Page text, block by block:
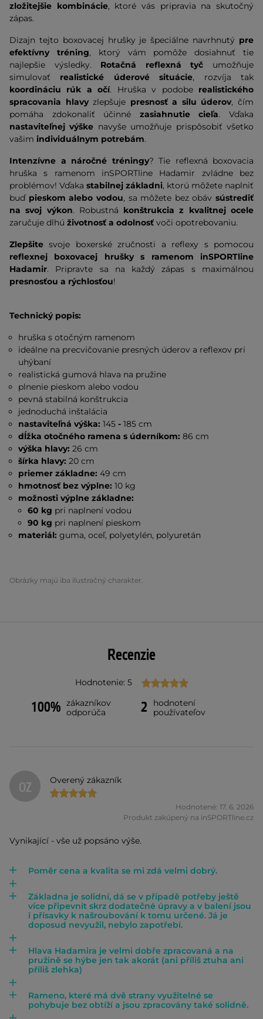
zložitejšie kombinácie, ktoré vás pripravia na skutočný
zápas.
Dizajn tejto boxovacej hrušky je špeciálne navrhnutý pre
efektívny tréning, ktorý vám pomôže dosiahnuť tie
najlepšie výsledky. Rotačná reflexná tyč umožňuje
simulovať realistické úderové situácie, rozvíja tak
koordináciu rúk a očí. Hruška v podobe realistického
spracovania hlavyzlepšuje presnosť a silu úderov, čím
pomáha zdokonaliť účinné zasiahnutie cieľa. Vďaka
nastaviteľnej výške navyše umožňuje prispôsobiť všetko
vašim individuálnym potrebám.
Intenzívne a náročné tréningy? Tie reflexná boxovacia
hruška s ramenom inSPORTline Hadamir zvládne bez
problémov! Vďaka stabilnej základni, ktorú môžete naplniť
buď pieskom alebo vodou, sa môžete bez obáv sústrediť
na svoj výkon. Robustná konštrukcia z kvalitnej ocele
zaručuje dlhú životnosť a odolnosť voči opotrebovaniu.
Zlepšite svoje boxerské zručnosti a reflexy s pomocou
reflexnej boxovacej hrušky s ramenom inSPORTline
Hadamir. Pripravte sa na každý zápas s maximálnou
presnosťou a rýchlosťou!
Technický popis:
hruška s otočným ramenom
ideálne na precvičovanie presných úderov a reflexov pri
uhýbaní
realistická gumová hlava na pružine
plnenie pieskom alebo vodou
pevná stabilná konštrukcia
jednoduchá inštalácia
nastaviteľná výška:145 -185 cm
dĺžka otočného ramena s úderníkom:86 cm
výška hlavy:26 cm
šírka hlavy: 20 cm
priemer základne: 49 cm
hmotnosť bez výplne: 10 kg
možnosti výplne základne:
60 kg pri naplnení vodou
90 kg pri naplnení pieskom
materiál:guma, oceľ, polyetylén, polyuretán
Obrázky majú iba ilustračný charakter.
Recenzie
Hodnotenie: 5
100% zákazníkov
odporúča
2
hodnotení
používateľov
OZ Overený zákazník
Hodnotené: 17. 6. 2026
Produkt zakúpený na inSPORTline.cz
Vynikající - vše už popsáno výše.
Poměr cena a kvalita se mi zdá velmi dobrý.
Základna je solidní, dá se v případě potřeby ještě
více připevnit skrz dodatečné úpravy a v balení jsou
i přísavky k našroubování k tomu určené. Já je
doposud nevyužil, nebylo zapotřebí.
Hlava Hadamira je velmi dobře zpracovaná a na
pružině se hýbe jen tak akorát (ani příliš ztuha ani
příliš zlehka)
Rameno, které má dvě strany využitelné se
pohybuje bez obtíží a jsou zpracovány také solidně.